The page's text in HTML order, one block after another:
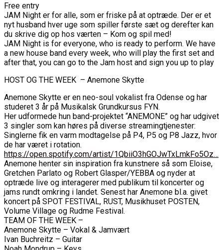
Free entry
JAM Night er for alle, som er friske på at optræde. Der er et
nyt husband hver uge som spiller første sæt og derefter kan
du skrive dig op hos værten – Kom og spil med!
JAM Night is for everyone, who is ready to perform. We have
a new house band every week, who will play the first set and
after that, you can go to the Jam host and sign you up to play
HOST OG THE WEEK – Anemone Skytte
Anemone Skytte er en neo-soul vokalist fra Odense og har
studeret 3 år på Musikalsk Grundkursus FYN.
Her udformede hun band-projektet “ANEMONE” og har udgivet
3 singler som kan høres på diverse streamingtjenester:
Singlerne fik en varm modtagelse på P4, P5 og P8 Jazz, hvor
de har været i rotation.
https://open.spotify.com/artist/1QbiiO3hGOJwTxLmkFo5Oz…
Anemone henter sin inspiration fra kunstnere så som Eloise,
Gretchen Parlato og Robert Glasper/YEBBA og nyder at
optræde live og interagerer med publikum til koncerter og
jams rundt omkring i landet. Senest har Anemone bl.a. givet
koncert på SPOT FESTIVAL, RUST, Musikhuset POSTEN,
Volume Village og Rudme Festival.
TEAM OF THE WEEK –
Anemone Skytte – Vokal & Jamvært
Ivan Buchreitz – Guitar